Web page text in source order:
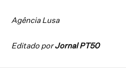
Agência Lusa
Editado porJornal PT50